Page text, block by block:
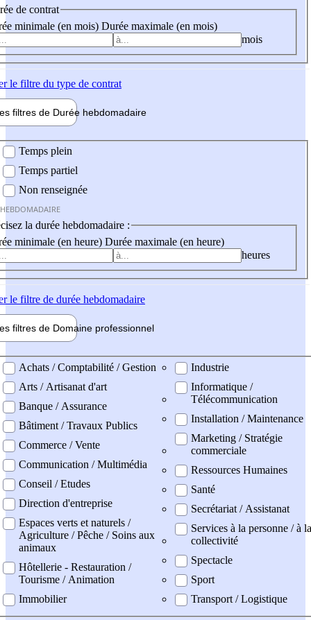
de contrat
minimale (en mois) Durée maximale (en mois)
mois
le filtre du type de contrat
filtres de Durée hebdomadaire
Temps plein
Temps partiel
Non renseignée
la durée hebdomadaire :
minimale (en heure) Durée maximale (en heure)
heures
le filtre de durée hebdomadaire
filtres de Domaine professionnel
professionel
Achats / Comptabilité / Gestion
Arts / Artisanat d'art
Banque / Assurance
Bâtiment / Travaux Publics
Commerce / Vente
Communication / Multimédia
Conseil / Etudes
Direction d'entreprise
Espaces verts et naturels /
Agriculture / Pêche / Soins aux
animaux
Hôtellerie - Restauration /
Tourisme / Animation
Immobilier
Industrie
Informatique /
Télécommunication
Installation / Maintenance
Marketing / Stratégie
commerciale
Ressources Humaines
Santé
Secrétariat / Assistanat
Services à la personne / à la
collectivité
Spectacle
Sport
Transport / Logistique